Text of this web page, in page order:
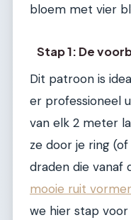
bloem met vier
Stap 1: De
Dit patroon is
er professioneel
van elk 2 meter
ze door je ring
draden die vanaf
mooie ruit
we hier stap voor